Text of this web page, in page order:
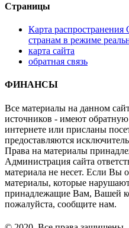
Страницы
Карта
странам в режиме
карта сайта
обратная связь
ФИНАНСЫ
Все материалы на данном
источников - имеют
интернете или присланы
предоставляются
Права на материалы
Администрация сайта
материала не несет. Если Вы
материалы, которые
принадлежащие Вам, Вашей
пожалуйста, сообщите нам.